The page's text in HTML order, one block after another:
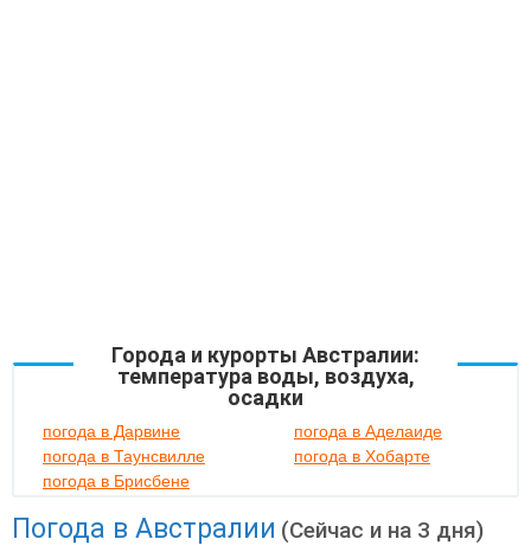
Города и курорты Австралии:
температура воды, воздуха,
осадки
погода в Дарвине
погода в Аделаиде
погода в Таунсвилле
погода в Хобарте
погода в Брисбене
Погода в Австралии (Сейчас и на 3 дня)